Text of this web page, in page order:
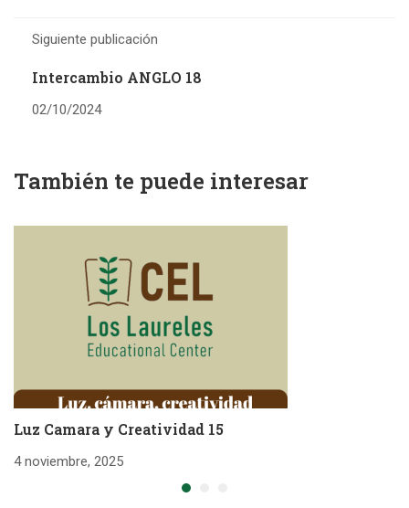
Siguiente publicación
Intercambio ANGLO 18
02/10/2024
También te puede interesar
Luz Camara y Creatividad 15
4 noviembre, 2025